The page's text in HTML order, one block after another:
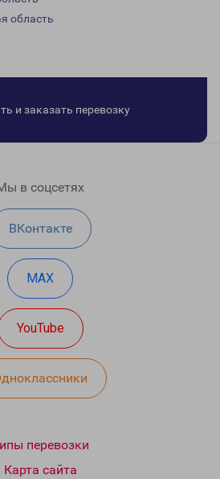
область
и заказать перевозку
в соцсетях
ВКонтакте
MAX
YouTube
перевозки
Карта сайта